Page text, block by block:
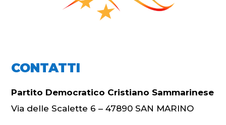
CONTATTI
Partito Democratico Cristiano Sammarinese
Via delle Scalette 6 – 47890 SAN MARINO